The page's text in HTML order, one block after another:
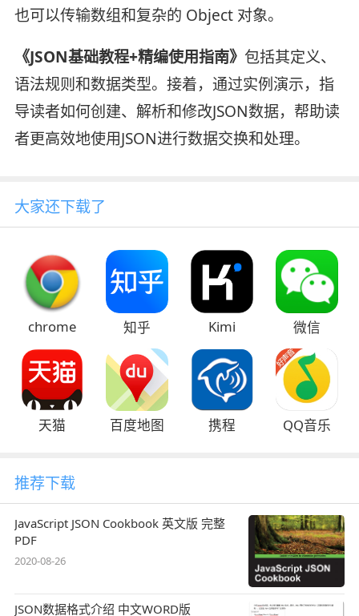
也可以传输数组和复杂的 Object 对象。
《JSON基础教程+精编使用指南》 包括其定义、
语法规则和数据类型。接着，通过实例演示，指
导读者如何创建、解析和修改JSON数据，帮助读
者更高效地使用JSON进行数据交换和处理。
大家还下载了
chrome 知乎 Kimi 微信
天猫 百度地图 携程 QQ音乐
推荐下载
JavaScript JSON Cookbook 英文版 完整
PDF
2020-08-26
JSON数据格式介绍 中文WORD版